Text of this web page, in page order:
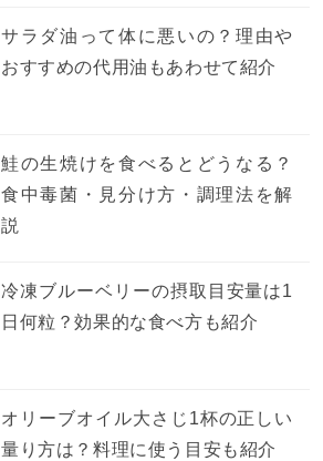
サラダ油って体に悪いの？理由や
おすすめの代用油もあわせて紹介
鮭の生焼けを食べるとどうなる？
食中毒菌・見分け方・調理法を解
説
冷凍ブルーベリーの摂取目安量は1
日何粒？効果的な食べ方も紹介
オリーブオイル大さじ1杯の正しい
量り方は？料理に使う目安も紹介